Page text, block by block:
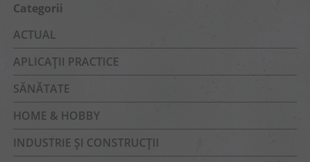
Categorii
ACTUAL
APLICAȚII PRACTICE
SĂNĂTATE
HOME & HOBBY
INDUSTRIE ȘI CONSTRUCȚII